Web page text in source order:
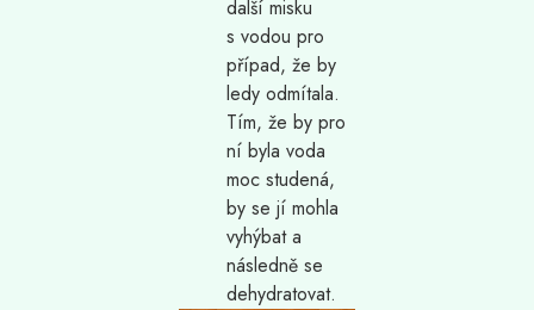
další misku
s vodou pro
případ, že by
ledy odmítala.
Tím, že by pro
ní byla voda
moc studená,
by se jí mohla
vyhýbat a
následně se
dehydratovat.